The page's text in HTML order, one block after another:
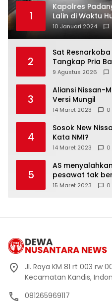
1
Kapolres
Lalin di Waktu
10 Januari 2024
2
Sat
Tangkap Pria
Bajenis
9 Agustus 2026
3
Aliansi Nissan-
Versi Mungil
14 Maret 2023 0
4
Sosok New
Kata NMI?
14 Maret 2023 0
5
AS
pesawat tak
Moskow
15 Maret 2023 0
Jl. Raya KM 81 rt 003 rw
Kecamatan Kandis,
081265969117